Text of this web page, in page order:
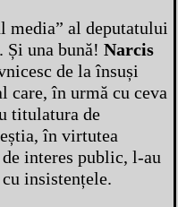
al deputatului
Și una bună! Narcis
de la însuși
care, în urmă cu ceva
titulatura de
în virtutea
interes public, l-au
insistențele.